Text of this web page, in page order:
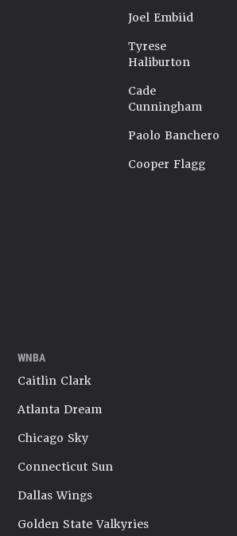
Joel Embiid
Tyrese
Haliburton
Cade
Cunningham
Paolo Banchero
Cooper Flagg
WNBA
Caitlin Clark
Atlanta Dream
Chicago Sky
Connecticut Sun
Dallas Wings
Golden State Valkyries